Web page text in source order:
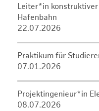
Leiter*in
Hafenbahn
22.07.2026
Praktikum für
07.01.2026
Projektingenieur*in
08.07.2026